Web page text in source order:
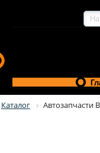
Каталог Автозапчасти